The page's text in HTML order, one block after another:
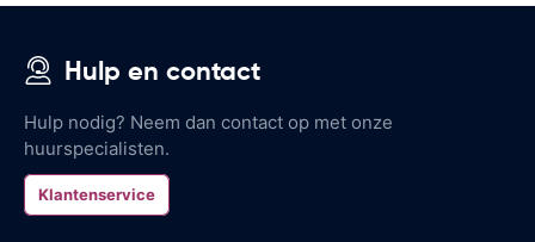
Hulp en contact
Hulp nodig? Neem dan contact op met onze
huurspecialisten.
Klantenservice